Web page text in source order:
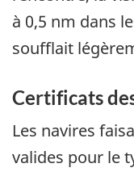
à 0,5 nm dans
soufflait
Certificats
Les navires
valides pour le